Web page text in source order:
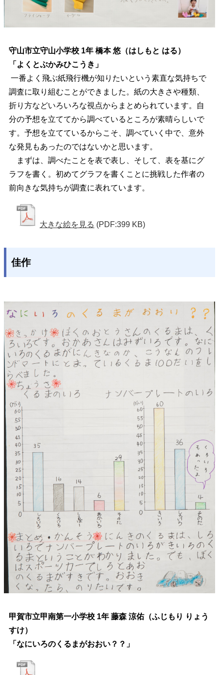
守山市立守山小学校 1年 橋本 悠（はしもと はる）
「よくとぶかみひこうき」
一番よく飛ぶ紙飛行機が知りたいという素直な気持ちで
調査に取り組むことができました。紙の大きさや種類、
折り方などいろいろな視点からまとめられています。自
分の予想を立ててから調べているところが素晴らしいで
す。予想を立てているからこそ、調べていく中で、意外
な発見もあったのではないかと思います。
まずは、調べたことを表で表し、そして、表を基にグ
ラフを書く。初めてグラフを書くことに挑戦した作者の
前向きな気持ちが調査に表れています。
大きな絵を見る (PDF:399 KB)
佳作
甲賀市立甲南第一小学校 1年 藤森 涼佑（ふじもり りょう
すけ）
「なにいろのくるまがおおい？？」